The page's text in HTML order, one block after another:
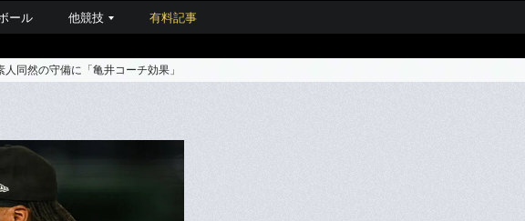
ール 他競技 有料記事
同然の守備に「亀井コーチ効果」